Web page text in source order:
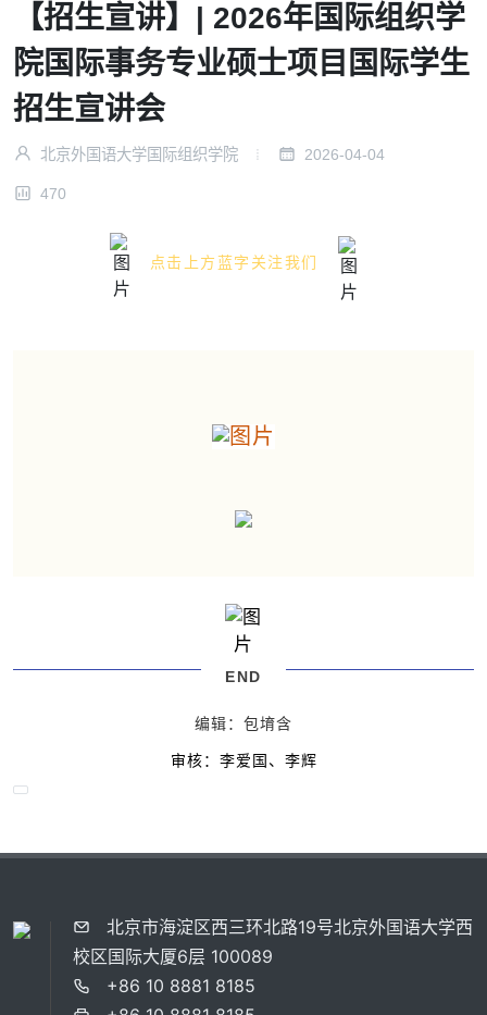
【招生宣讲】| 2026年国际组织学
院国际事务专业硕士项目国际学生
招生宣讲会
北京外国语大学国际组织学院 2026-04-04
470
点击上方蓝字关注我们
END
编辑：包堉含
审核： 李爱国、李辉
北京市海淀区西三环北路19号北京外国语大学西
校区国际大厦6层 100089
+86 10 8881 8185